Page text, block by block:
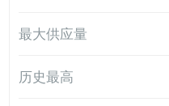
最大供应量
历史最高